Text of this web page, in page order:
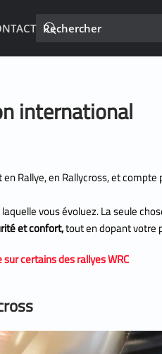
international
Rallye, en Rallycross, et
vous évoluez. La seule
et confort,tout en dopant votre
certains des rallyes WRC